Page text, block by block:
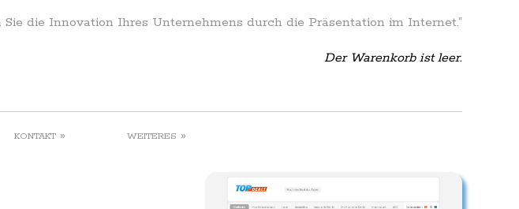
Sie die Innovation Ihres Unternehmens durch die Präsentation im Internet.”
Der Warenkorb ist leer.
KONTAKT » WEITERES »